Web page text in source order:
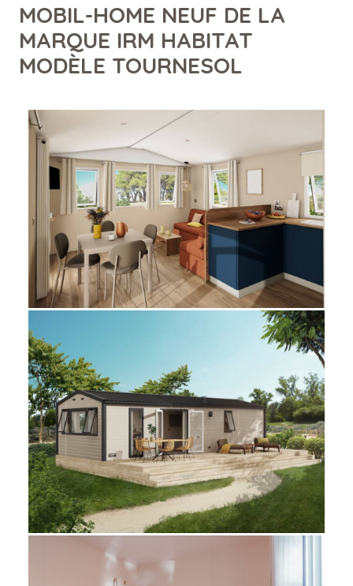
MOBIL-HOME NEUF DE LA
MARQUE IRM HABITAT
MODÈLE TOURNESOL